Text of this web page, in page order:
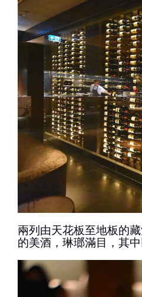
兩列由天花板至地板的
的美酒，琳瑯滿目，其